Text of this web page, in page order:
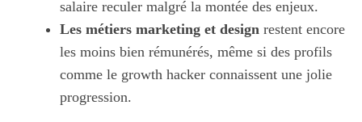
salaire reculer malgré la montée des enjeux.
Les métiers marketing et design restent encore
les moins bien rémunérés, même si des profils
comme le growth hacker connaissent une jolie
progression.